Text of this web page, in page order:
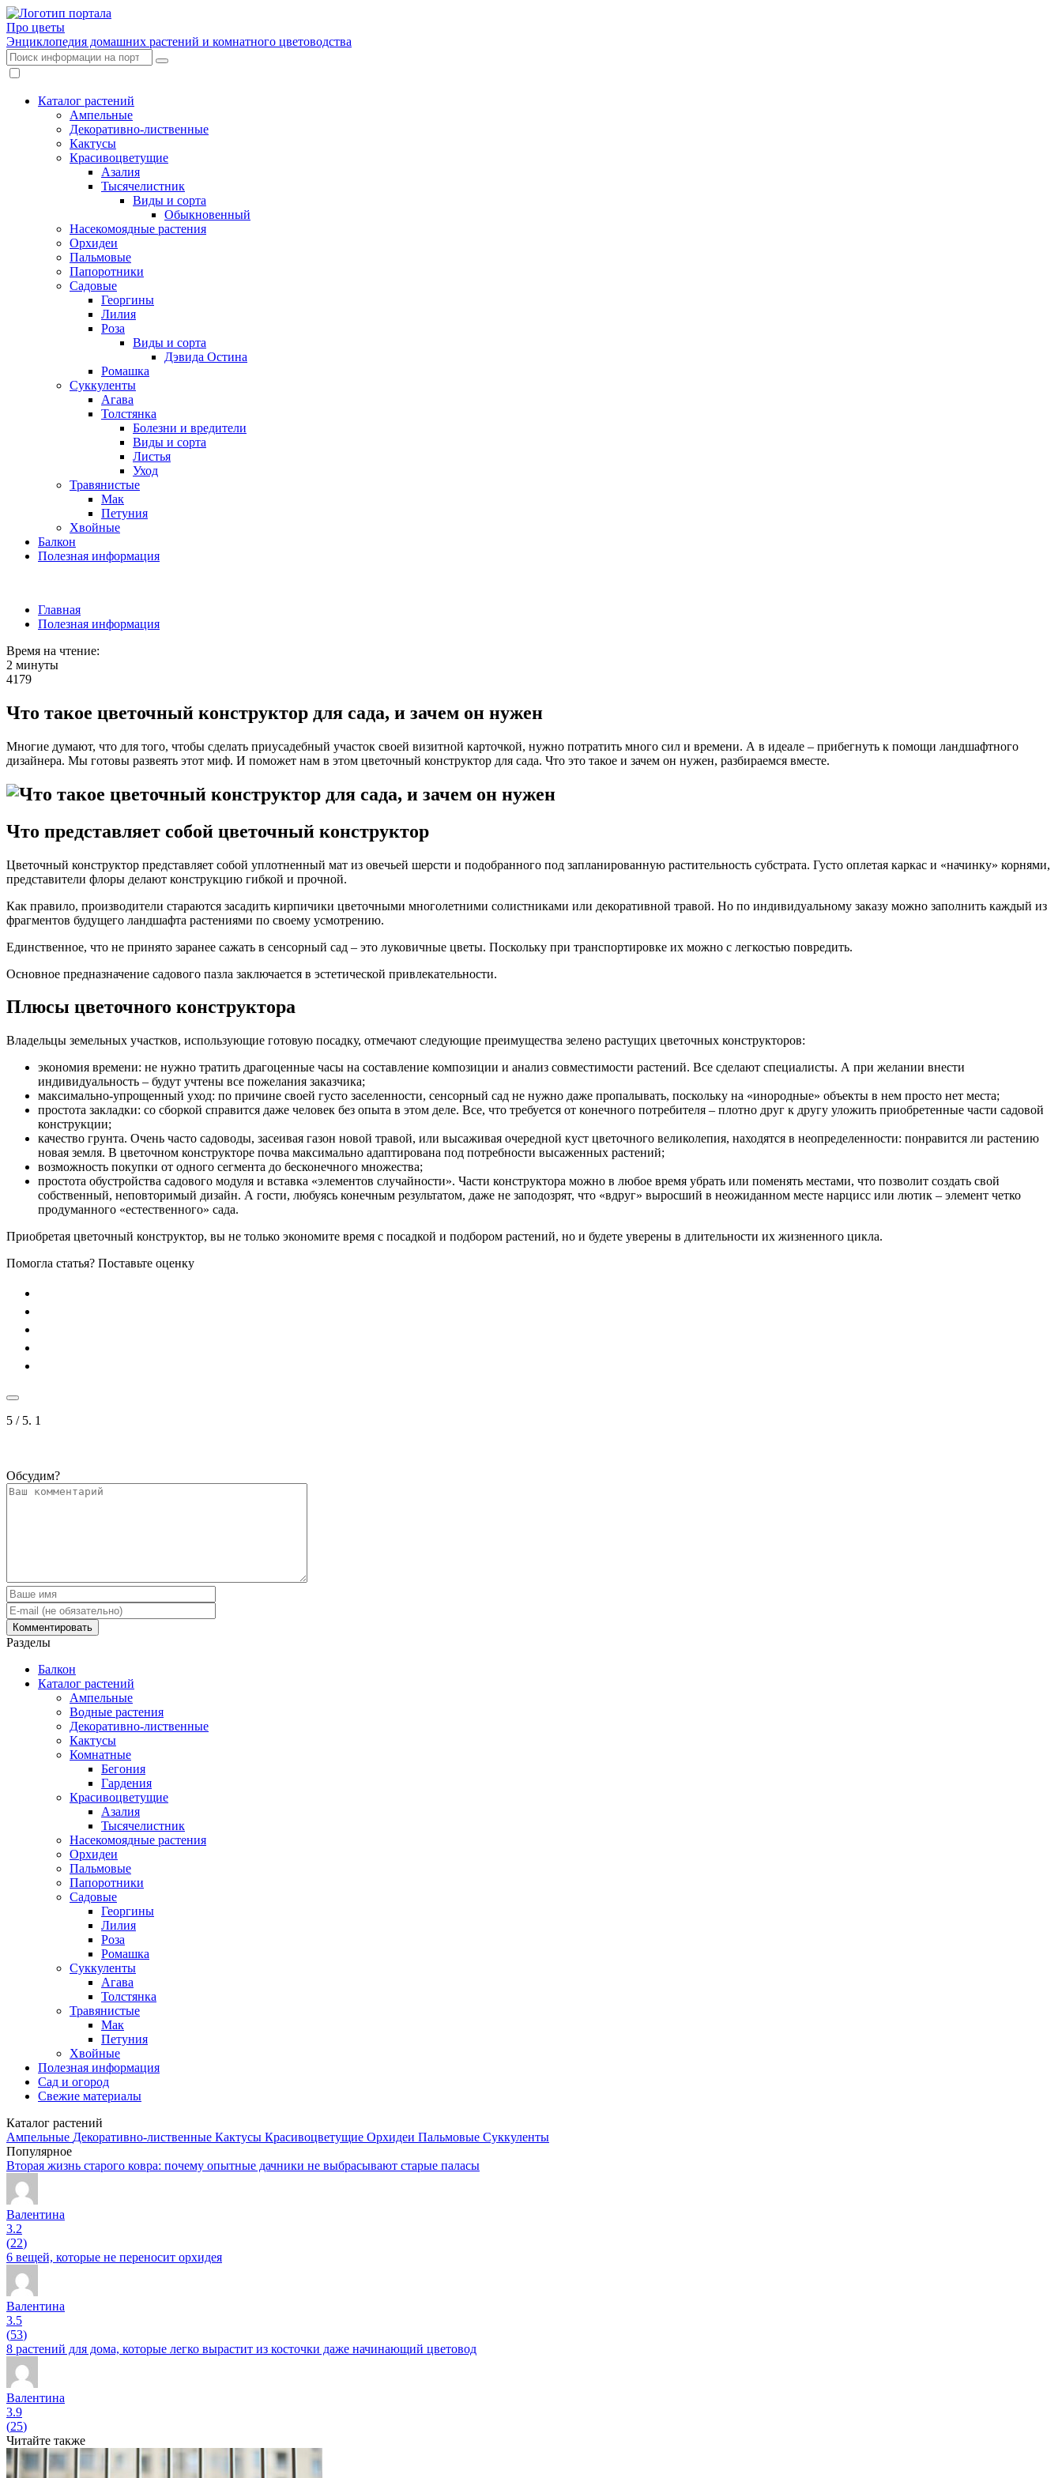
Про цветы
Энциклопедия домашних растений и комнатного цветоводства
Каталог растений
Ампельные
Декоративно-лиственные
Кактусы
Красивоцветущие
Азалия
Тысячелистник
Виды и сорта
Обыкновенный
Насекомоядные растения
Орхидеи
Пальмовые
Папоротники
Садовые
Георгины
Лилия
Роза
Виды и сорта
Дэвида Остина
Ромашка
Суккуленты
Агава
Толстянка
Болезни и вредители
Виды и сорта
Листья
Уход
Травянистые
Мак
Петуния
Хвойные
Балкон
Полезная информация
Главная
Полезная информация
Время на чтение:
2 минуты
4179
Что такое цветочный конструктор для сада, и зачем он нужен
Многие думают, что для того, чтобы сделать приусадебный участок своей визитной карточкой, нужно потратить много сил и времени. А в идеале – прибегнуть к помощи ландшафтного
дизайнера. Мы готовы развеять этот миф. И поможет нам в этом цветочный конструктор для сада. Что это такое и зачем он нужен, разбираемся вместе.
Что представляет собой цветочный конструктор
Цветочный конструктор представляет собой уплотненный мат из овечьей шерсти и подобранного под запланированную растительность субстрата. Густо оплетая каркас и «начинку» корнями,
представители флоры делают конструкцию гибкой и прочной.
Как правило, производители стараются засадить кирпичики цветочными многолетними солистниками или декоративной травой. Но по индивидуальному заказу можно заполнить каждый из
фрагментов будущего ландшафта растениями по своему усмотрению.
Единственное, что не принято заранее сажать в сенсорный сад – это луковичные цветы. Поскольку при транспортировке их можно с легкостью повредить.
Основное предназначение садового пазла заключается в эстетической привлекательности.
Плюсы цветочного конструктора
Владельцы земельных участков, использующие готовую посадку, отмечают следующие преимущества зелено растущих цветочных конструкторов:
экономия времени: не нужно тратить драгоценные часы на составление композиции и анализ совместимости растений. Все сделают специалисты. А при желании внести
индивидуальность – будут учтены все пожелания заказчика;
максимально-упрощенный уход: по причине своей густо заселенности, сенсорный сад не нужно даже пропалывать, поскольку на «инородные» объекты в нем просто нет места;
простота закладки: со сборкой справится даже человек без опыта в этом деле. Все, что требуется от конечного потребителя – плотно друг к другу уложить приобретенные части садовой
конструкции;
качество грунта. Очень часто садоводы, засеивая газон новой травой, или высаживая очередной куст цветочного великолепия, находятся в неопределенности: понравится ли растению
новая земля. В цветочном конструкторе почва максимально адаптирована под потребности высаженных растений;
возможность покупки от одного сегмента до бесконечного множества;
простота обустройства садового модуля и вставка «элементов случайности». Части конструктора можно в любое время убрать или поменять местами, что позволит создать свой
собственный, неповторимый дизайн. А гости, любуясь конечным результатом, даже не заподозрят, что «вдруг» выросший в неожиданном месте нарцисс или лютик – элемент четко
продуманного «естественного» сада.
Приобретая цветочный конструктор, вы не только экономите время с посадкой и подбором растений, но и будете уверены в длительности их жизненного цикла.
Помогла статья? Поставьте оценку
5 / 5. 1
Обсудим?
Разделы
Балкон
Каталог растений
Ампельные
Водные растения
Декоративно-лиственные
Кактусы
Комнатные
Бегония
Гардения
Красивоцветущие
Азалия
Тысячелистник
Насекомоядные растения
Орхидеи
Пальмовые
Папоротники
Садовые
Георгины
Лилия
Роза
Ромашка
Суккуленты
Агава
Толстянка
Травянистые
Мак
Петуния
Хвойные
Полезная информация
Сад и огород
Свежие материалы
Каталог растений
Ампельные Декоративно-лиственные Кактусы Красивоцветущие Орхидеи Пальмовые Суккуленты
Популярное
Вторая жизнь старого ковра: почему опытные дачники не выбрасывают старые паласы
Валентина
3.2
(22)
6 вещей, которые не переносит орхидея
Валентина
3.5
(53)
8 растений для дома, которые легко вырастит из косточки даже начинающий цветовод
Валентина
3.9
(25)
Читайте также